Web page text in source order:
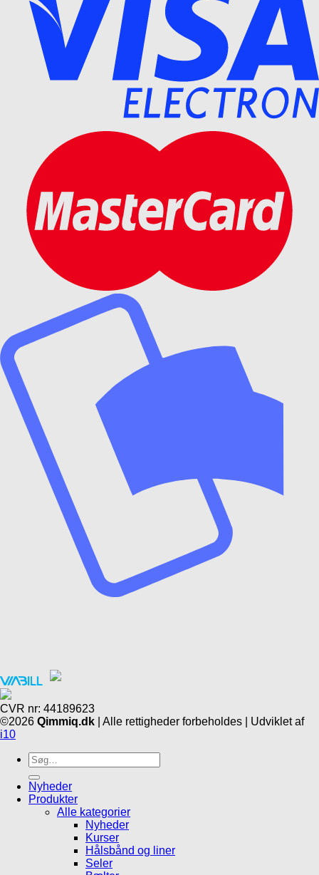
CVR nr: 44189623
©2026 Qimmiq.dk | Alle rettigheder forbeholdes | Udviklet af
i10
Søg
efter:
Nyheder
Produkter
Alle kategorier
Nyheder
Kurser
Hålsbånd og liner
Seler